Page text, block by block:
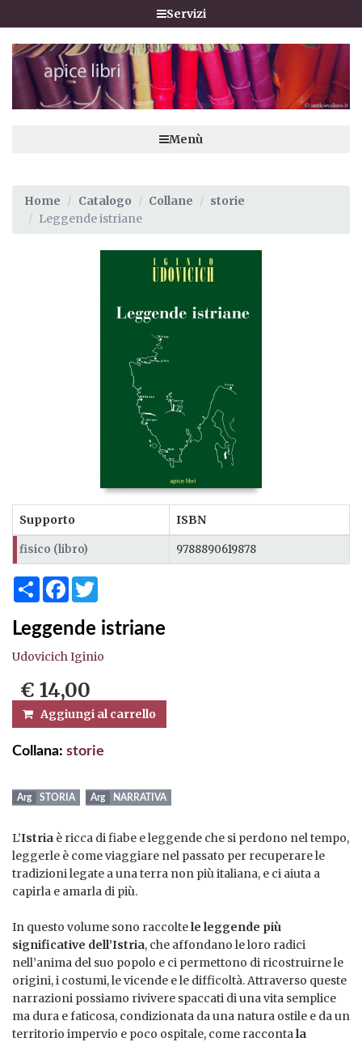
Servizi
Menù
Home Catalogo Collane
storie
Leggende istriane
Supporto ISBN
fisico (libro) 9788890619878
ShareFacebook
Leggende istriane
Udovicich Iginio
€ 14,00
Aggiungi al carrello
Collana: storie
STORIA NARRATIVA
L’Istria è ricca di fiabe e leggende che si perdono nel tempo,
leggerle è come viaggiare nel passato per recuperare le
tradizioni legate a una terra non più italiana, e ci aiuta a
capirla e amarla di più.
In questo volume sono raccoltele leggende più
significative dell’Istria, che affondano le loro radici
nell’anima del suo popolo e ci permettono di ricostruirne le
origini, i costumi, le vicende e le difficoltà. Attraverso queste
narrazioni possiamo rivivere spaccati di una vita semplice
ma dura e faticosa, condizionata da una natura ostile e da un
territorio impervio e poco ospitale, come raccontala